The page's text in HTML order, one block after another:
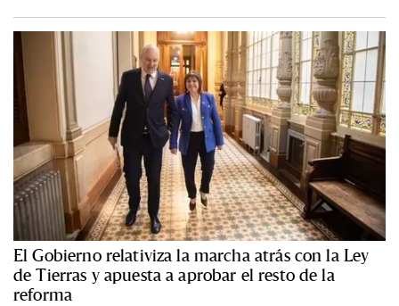
El Gobierno relativiza la marcha atrás con la Ley
de Tierras y apuesta a aprobar el resto de la
reforma